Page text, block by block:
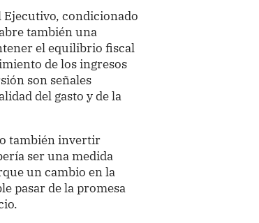
condicionado
también una
el equilibrio fiscal
de los ingresos
son señales
del gasto y de la
también invertir
ser una medida
un cambio en la
pasar de la promesa